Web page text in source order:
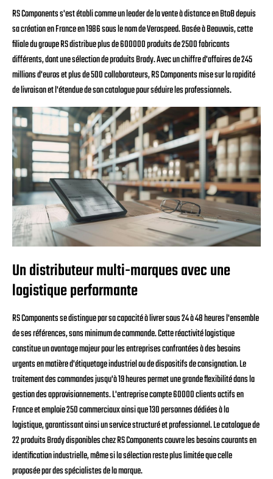
RS Components s'est établi comme un leader de la vente à distance en BtoB depuis
sa création en France en 1986 sous le nom de Verospeed. Basée à Beauvais, cette
filiale du groupe RS distribue plus de 600000 produits de 2500 fabricants
différents, dont une sélection de produits Brady. Avec un chiffre d'affaires de 245
millions d'euros et plus de 500 collaborateurs, RS Components mise sur la rapidité
de livraison et l'étendue de son catalogue pour séduire les professionnels.
Un distributeur multi-marques avec une
logistique performante
RS Components se distingue par sa capacité à livrer sous 24 à 48 heures l'ensemble
de ses références, sans minimum de commande. Cette réactivité logistique
constitue un avantage majeur pour les entreprises confrontées à des besoins
urgents en matière d'étiquetage industriel ou de dispositifs de consignation. Le
traitement des commandes jusqu'à 19 heures permet une grande flexibilité dans la
gestion des approvisionnements. L'entreprise compte 60000 clients actifs en
France et emploie 250 commerciaux ainsi que 130 personnes dédiées à la
logistique, garantissant ainsi un service structuré et professionnel. Le catalogue de
22 produits Brady disponibles chez RS Components couvre les besoins courants en
identification industrielle, même si la sélection reste plus limitée que celle
proposée par des spécialistes de la marque.